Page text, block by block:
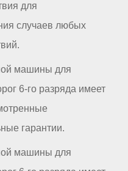
для
случаев любых
машины для
6-го разряда имеет
гарантии.
машины для